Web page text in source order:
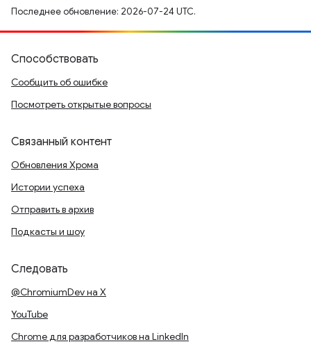
Последнее обновление: 2026-07-24 UTC.
Способствовать
Сообщить об ошибке
Посмотреть открытые вопросы
Связанный контент
Обновления Хрома
Истории успеха
Отправить в архив
Подкасты и шоу
Следовать
@ChromiumDev на X
YouTube
Chrome для разработчиков на LinkedIn